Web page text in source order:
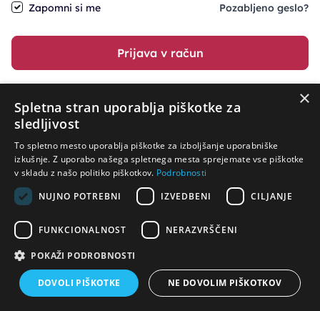
Zapomni si me Pozabljeno geslo?
Prijava v račun
Potrebujete pomoč?
×
Spletna stran uporablja piškotke za
sledljivost
To spletno mesto uporablja piškotke za izboljšanje uporabniške
izkušnje. Z uporabo našega spletnega mesta sprejemate vse piškotke
v skladu z našo politiko piškotkov. Podrobnosti
NUJNO POTREBNI
IZVEDBENI CILJANJE
FUNKCIONALNOST NERAZVRŠČENI
POKAŽI PODROBNOSTI
DOVOLI PIŠKOTKE NE DOVOLIM PIŠKOTKOV